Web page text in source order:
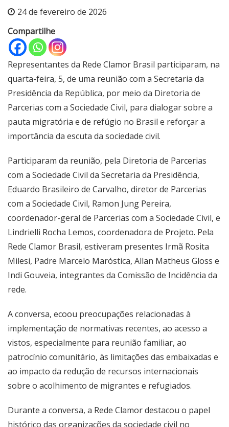
24 de fevereiro de 2026
Compartilhe
Representantes da Rede Clamor Brasil participaram, na
quarta-feira, 5, de uma reunião com a Secretaria da
Presidência da República, por meio da Diretoria de
Parcerias com a Sociedade Civil, para dialogar sobre a
pauta migratória e de refúgio no Brasil e reforçar a
importância da escuta da sociedade civil.
Participaram da reunião, pela Diretoria de Parcerias
com a Sociedade Civil da Secretaria da Presidência,
Eduardo Brasileiro de Carvalho, diretor de Parcerias
com a Sociedade Civil, Ramon Jung Pereira,
coordenador-geral de Parcerias com a Sociedade Civil, e
Lindrielli Rocha Lemos, coordenadora de Projeto. Pela
Rede Clamor Brasil, estiveram presentes Irmã Rosita
Milesi, Padre Marcelo Maróstica, Allan Matheus Gloss e
Indi Gouveia, integrantes da Comissão de Incidência da
rede.
A conversa, ecoou preocupações relacionadas à
implementação de normativas recentes, ao acesso a
vistos, especialmente para reunião familiar, ao
patrocínio comunitário, às limitações das embaixadas e
ao impacto da redução de recursos internacionais
sobre o acolhimento de migrantes e refugiados.
Durante a conversa, a Rede Clamor destacou o papel
histórico das organizações da sociedade civil no